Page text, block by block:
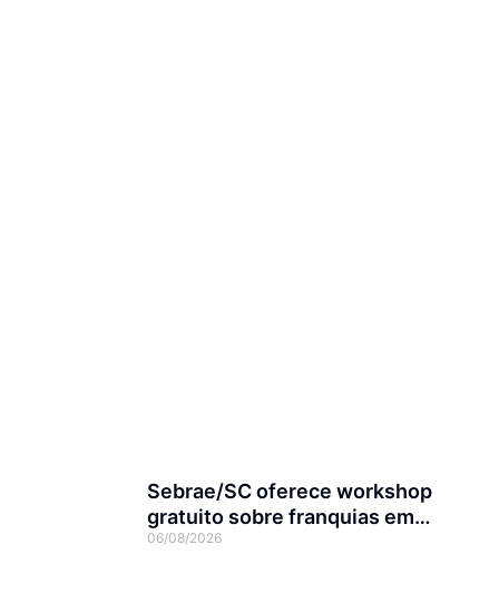
Sebrae/SC oferece workshop
gratuito sobre franquias em
Joinville
06/08/2026